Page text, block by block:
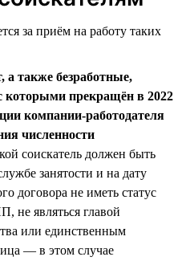
за приём на работу таких
а также безработные,
которыми прекращён в 2022
компании-работодателя
численности
соискатель должен быть
занятости и на дату
договора не иметь статус
не являться главой
или единственным
— в этом случае